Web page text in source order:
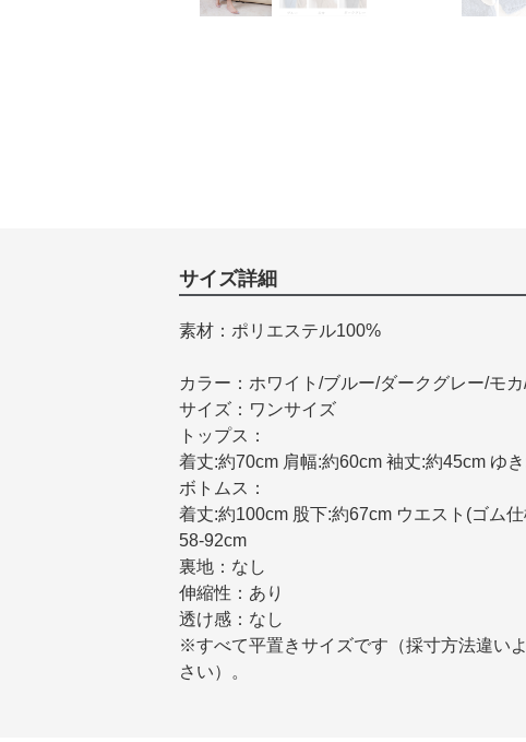
サイズ詳細
素材：ポリエステル100%
カラー：ホワイト/ブルー/ダークグレー/モカ
サイズ：ワンサイズ
トップス：
着丈:約70cm 肩幅:約60cm 袖丈:約45cm ゆ
ボトムス：
着丈:約100cm 股下:約67cm ウエスト(ゴム
58-92cm
裏地：なし
伸縮性：あり
透け感：なし
※すべて平置きサイズです（採寸方法違い
さい）。